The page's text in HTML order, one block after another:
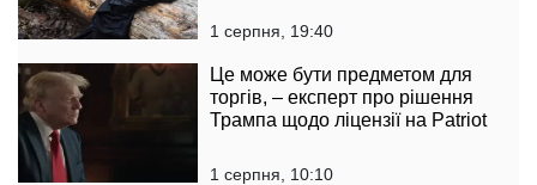
1 серпня, 19:40
Це може бути предметом для
торгів, – експерт про рішення
Трампа щодо ліцензії на Patriot
1 серпня, 10:10